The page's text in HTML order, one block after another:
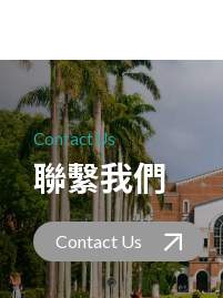
Contact Us
聯繫我們
Contact Us